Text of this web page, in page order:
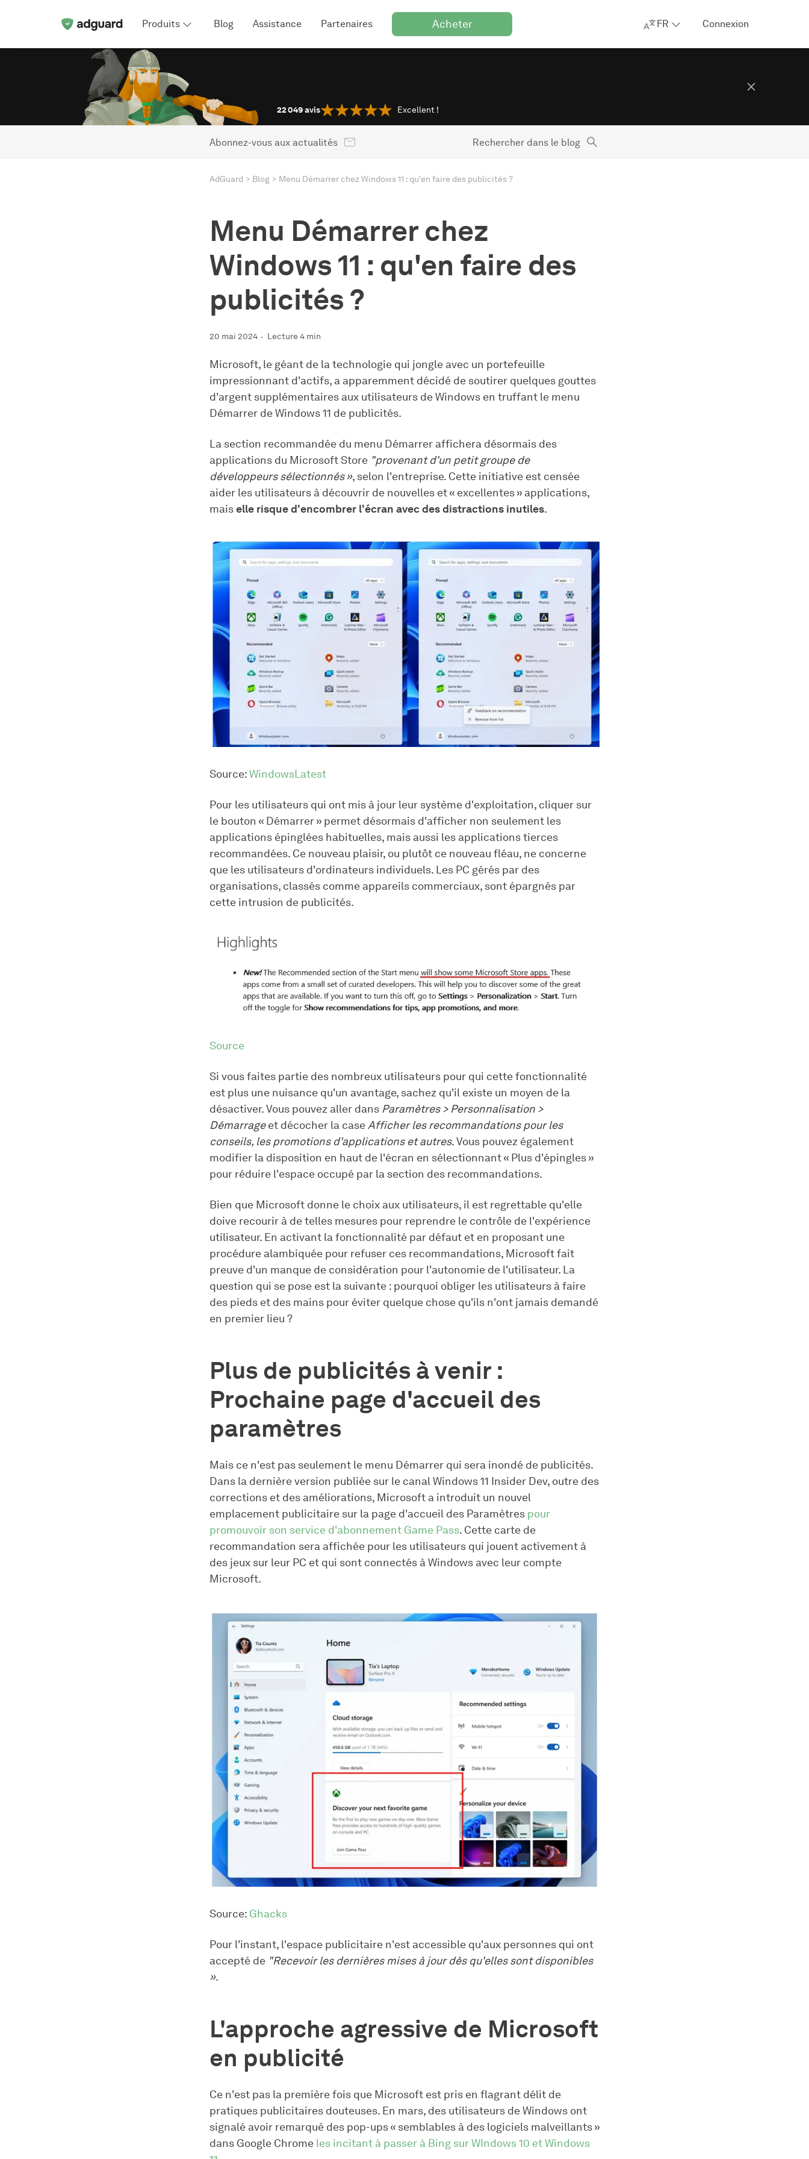
Produits Blog Assistance Partenaires Acheter FR Connexion
22 049avis Excellent !
Abonnez-vous aux actualités Rechercher dans le blog
AdGuard Blog Menu Démarrer chez Windows 11 : qu'en faire des publicités ?
Menu Démarrer chez
Windows 11 : qu'en faire des
publicités ?
20 mai 2024 Lecture 4 min
Microsoft, le géant de la technologie qui jongle avec un portefeuille
impressionnant d'actifs, a apparemment décidé de soutirer quelques gouttes
d'argent supplémentaires aux utilisateurs de Windows en truffant le menu
Démarrer de Windows 11 de publicités.
La section recommandée du menu Démarrer affichera désormais des
applications du Microsoft Store "provenant d'un petit groupe de
développeurs sélectionnés », selon l'entreprise. Cette initiative est censée
aider les utilisateurs à découvrir de nouvelles et « excellentes » applications,
maiselle risque d'encombrer l'écran avec des distractions inutiles.
Source:WindowsLatest
Pour les utilisateurs qui ont mis à jour leur système d'exploitation, cliquer sur
le bouton « Démarrer » permet désormais d'afficher non seulement les
applications épinglées habituelles, mais aussi les applications tierces
recommandées. Ce nouveau plaisir, ou plutôt ce nouveau fléau, ne concerne
que les utilisateurs d'ordinateurs individuels. Les PC gérés par des
organisations, classés comme appareils commerciaux, sont épargnés par
cette intrusion de publicités.
Source
Si vous faites partie des nombreux utilisateurs pour qui cette fonctionnalité
est plus une nuisance qu'un avantage, sachez qu'il existe un moyen de la
désactiver. Vous pouvez aller dans Paramètres > Personnalisation >
Démarrageet décocher la caseAfficher les recommandations pour les
conseils, les promotions d'applications et autres. Vous pouvez également
modifier la disposition en haut de l'écran en sélectionnant « Plus d'épingles »
pour réduire l'espace occupé par la section des recommandations.
Bien que Microsoft donne le choix aux utilisateurs, il est regrettable qu'elle
doive recourir à de telles mesures pour reprendre le contrôle de l'expérience
utilisateur. En activant la fonctionnalité par défaut et en proposant une
procédure alambiquée pour refuser ces recommandations, Microsoft fait
preuve d'un manque de considération pour l'autonomie de l'utilisateur. La
question qui se pose est la suivante : pourquoi obliger les utilisateurs à faire
des pieds et des mains pour éviter quelque chose qu'ils n'ont jamais demandé
en premier lieu ?
Plus de publicités à venir :
Prochaine page d'accueil des
paramètres
Mais ce n'est pas seulement le menu Démarrer qui sera inondé de publicités.
Dans la dernière version publiée sur le canal Windows 11 Insider Dev, outre des
corrections et des améliorations, Microsoft a introduit un nouvel
emplacement publicitaire sur la page d'accueil des Paramètres pour
promouvoir son service d'abonnement Game Pass. Cette carte de
recommandation sera affichée pour les utilisateurs qui jouent activement à
des jeux sur leur PC et qui sont connectés à Windows avec leur compte
Microsoft.
Source: Ghacks
Pour l'instant, l'espace publicitaire n'est accessible qu'aux personnes qui ont
accepté de "Recevoir les dernières mises à jour dès qu'elles sont disponibles
».
L'approche agressive de Microsoft
en publicité
Ce n'est pas la première fois que Microsoft est pris en flagrant délit de
pratiques publicitaires douteuses. En mars, des utilisateurs de Windows ont
signalé avoir remarqué des pop-ups « semblables à des logiciels malveillants »
dans Google Chrome les incitant à passer à Bing sur WIndows 10 et Windows